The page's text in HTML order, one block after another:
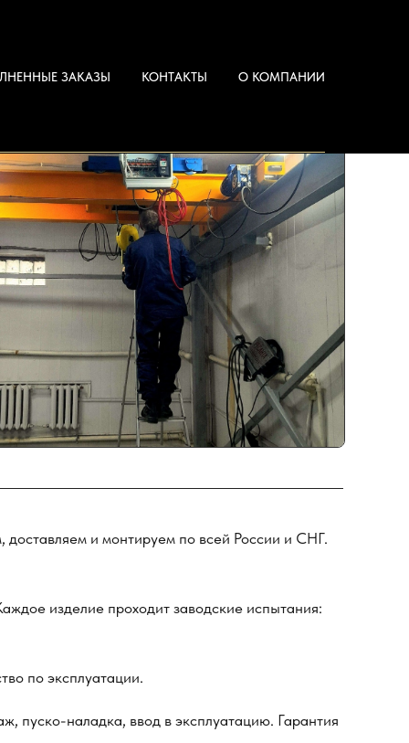
ЗАКАЗЫ КОНТАКТЫ О КОМПАНИИ
и монтируем по всей России и СНГ.
изделие проходит заводские испытания:
по эксплуатации.
пуско-наладка, ввод в эксплуатацию. Гарантия